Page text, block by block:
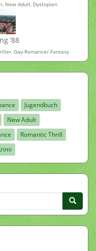
New Adult, Dystopien
’88
Gay-Romance/-Fantasy
Jugendbuch
New Adult
Romantic Thrill